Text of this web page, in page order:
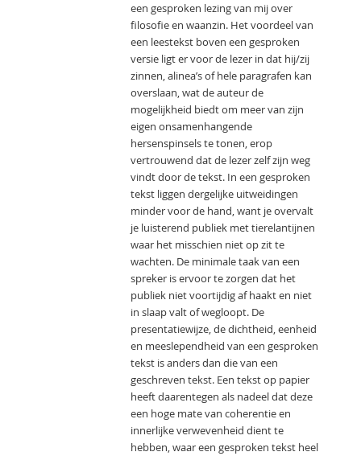
een gesproken lezing van mij over
filosofie en waanzin. Het voordeel van
een leestekst boven een gesproken
versie ligt er voor de lezer in dat hij/zij
zinnen, alinea’s of hele paragrafen kan
overslaan, wat de auteur de
mogelijkheid biedt om meer van zijn
eigen onsamenhangende
hersenspinsels te tonen, erop
vertrouwend dat de lezer zelf zijn weg
vindt door de tekst. In een gesproken
tekst liggen dergelijke uitweidingen
minder voor de hand, want je overvalt
je luisterend publiek met tierelantijnen
waar het misschien niet op zit te
wachten. De minimale taak van een
spreker is ervoor te zorgen dat het
publiek niet voortijdig af haakt en niet
in slaap valt of wegloopt. De
presentatiewijze, de dichtheid, eenheid
en meeslependheid van een gesproken
tekst is anders dan die van een
geschreven tekst. Een tekst op papier
heeft daarentegen als nadeel dat deze
een hoge mate van coherentie en
innerlijke verwevenheid dient te
hebben, waar een gesproken tekst heel